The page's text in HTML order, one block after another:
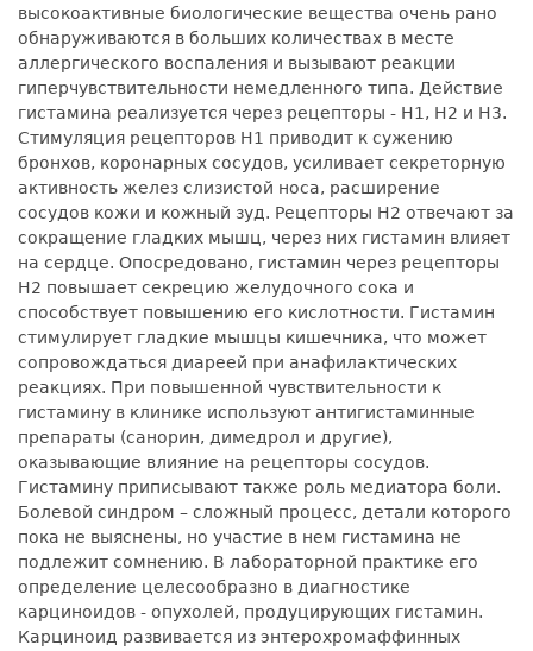
высокоактивные биологические вещества очень рано
обнаруживаются в больших количествах в месте
аллергического воспаления и вызывают реакции
гиперчувствительности немедленного типа. Действие
гистамина реализуется через рецепторы - Н1, Н2 и Н3.
Стимуляция рецепторов Н1 приводит к сужению
бронхов, коронарных сосудов, усиливает секреторную
активность желез слизистой носа, расширение
сосудов кожи и кожный зуд. Рецепторы Н2 отвечают за
сокращение гладких мышц, через них гистамин влияет
на сердце. Опосредовано, гистамин через рецепторы
Н2 повышает секрецию желудочного сока и
способствует повышению его кислотности. Гистамин
стимулирует гладкие мышцы кишечника, что может
сопровождаться диареей при анафилактических
реакциях. При повышенной чувствительности к
гистамину в клинике используют антигистаминные
препараты (санорин, димедрол и другие),
оказывающие влияние на рецепторы сосудов.
Гистамину приписывают также роль медиатора боли.
Болевой синдром – сложный процесс, детали которого
пока не выяснены, но участие в нем гистамина не
подлежит сомнению. В лабораторной практике его
определение целесообразно в диагностике
карциноидов - опухолей, продуцирующих гистамин.
Карциноид развивается из энтерохромаффинных